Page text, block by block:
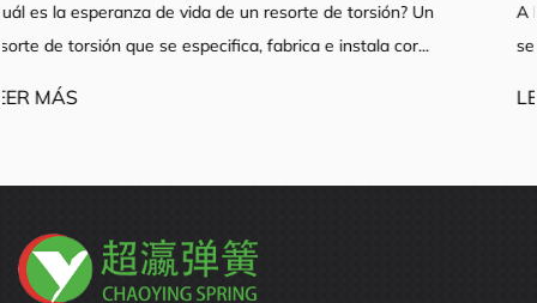
A Resortes de extensión de acero inoxidable El producto
se selecciona basándose únicamente en el diámetr...